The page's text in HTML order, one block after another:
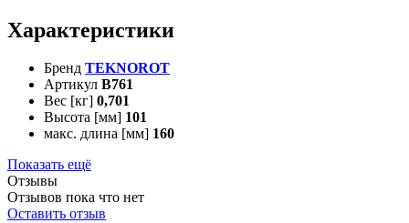
Характеристики
Бренд TEKNOROT
Артикул B761
Вес [кг] 0,701
Высота [мм] 101
макс. длина [мм] 160
Показать ещё
Отзывы
Отзывов пока что нет
Оставить отзыв